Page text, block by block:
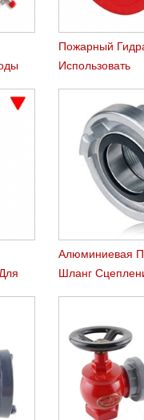
Пожарный
Использовать
Алюминиевая
Шланг